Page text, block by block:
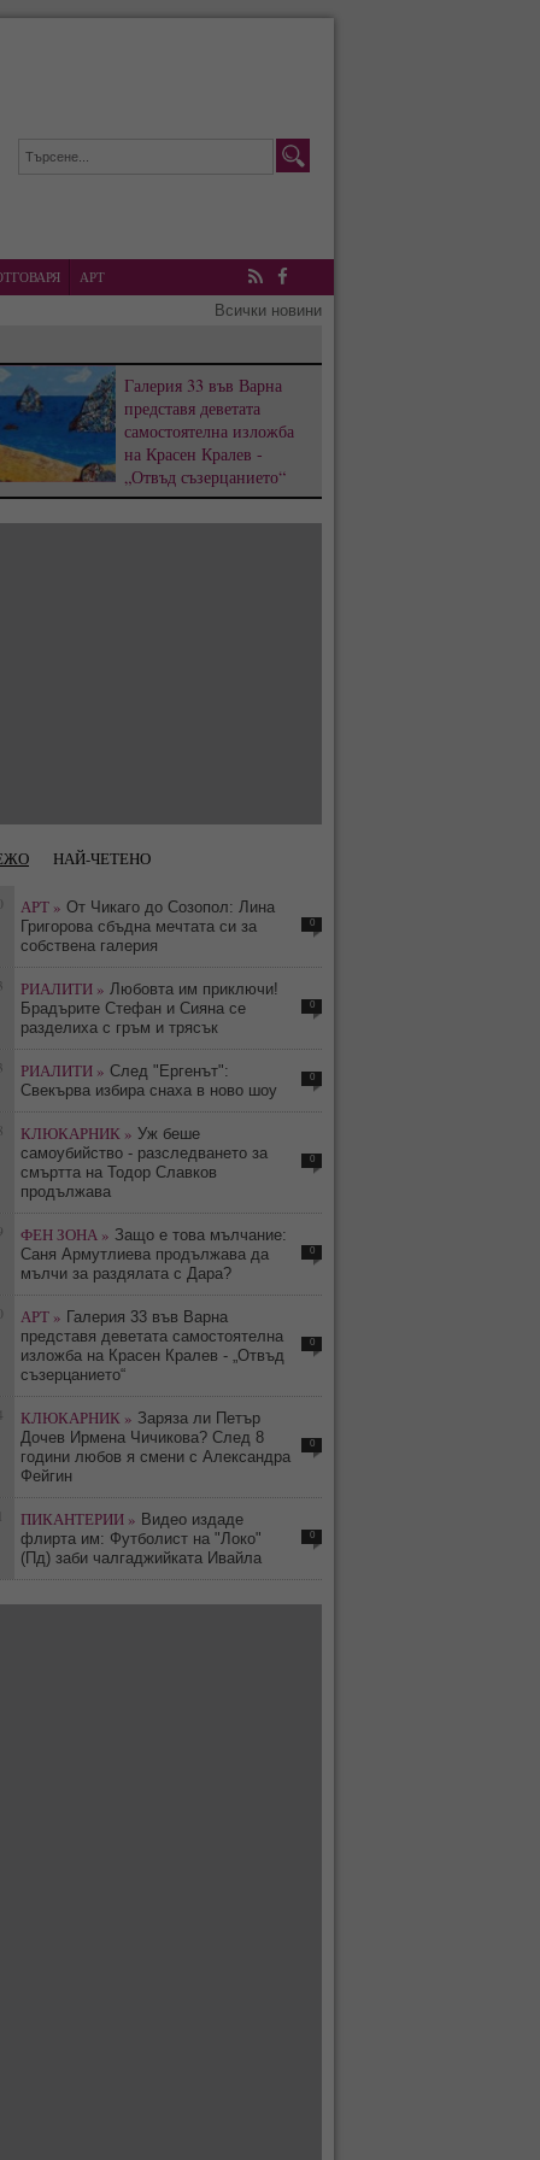
АРТ
RSS Facebook
Всички новини
Галерия 33 във Варна
представя деветата
самостоятелна изложба
на Красен Кралев -
„Отвъд съзерцанието“
НАЙ-ЧЕТЕНО
АРТ » От Чикаго до Созопол: Лина
Григорова сбъдна мечтата си за
собствена галерия
0
РИАЛИТИ » Любовта им приключи!
Брадърите Стефан и Сияна се
разделиха с гръм и трясък
0
РИАЛИТИ » След "Ергенът":
Свекърва избира снаха в ново шоу
0
КЛЮКАРНИК » Уж беше
самоубийство - разследването за
смъртта на Тодор Славков
продължава
0
ФЕН ЗОНА » Защо е това мълчание:
Саня Армутлиева продължава да
мълчи за раздялата с Дара?
0
АРТ » Галерия 33 във Варна
представя деветата самостоятелна
изложба на Красен Кралев - „Отвъд
съзерцанието“
0
КЛЮКАРНИК » Заряза ли Петър
Дочев Ирмена Чичикова? След 8
години любов я смени с Александра
Фейгин
0
ПИКАНТЕРИИ » Видео издаде
флирта им: Футболист на "Локо"
(Пд) заби чалгаджийката Ивайла
0